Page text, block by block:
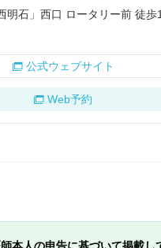
明石」西口 ロータリー前 徒歩
公式ウェブサイト
Web予約